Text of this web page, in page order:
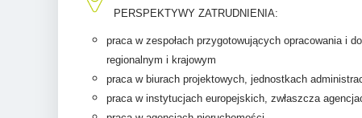
PERSPEKTYWY ZATRUDNIENIA:
praca w zespołach przygotowujących opracowania i
regionalnym i krajowym
praca w biurach projektowych, jednostkach
praca w instytucjach europejskich, zwłaszcza